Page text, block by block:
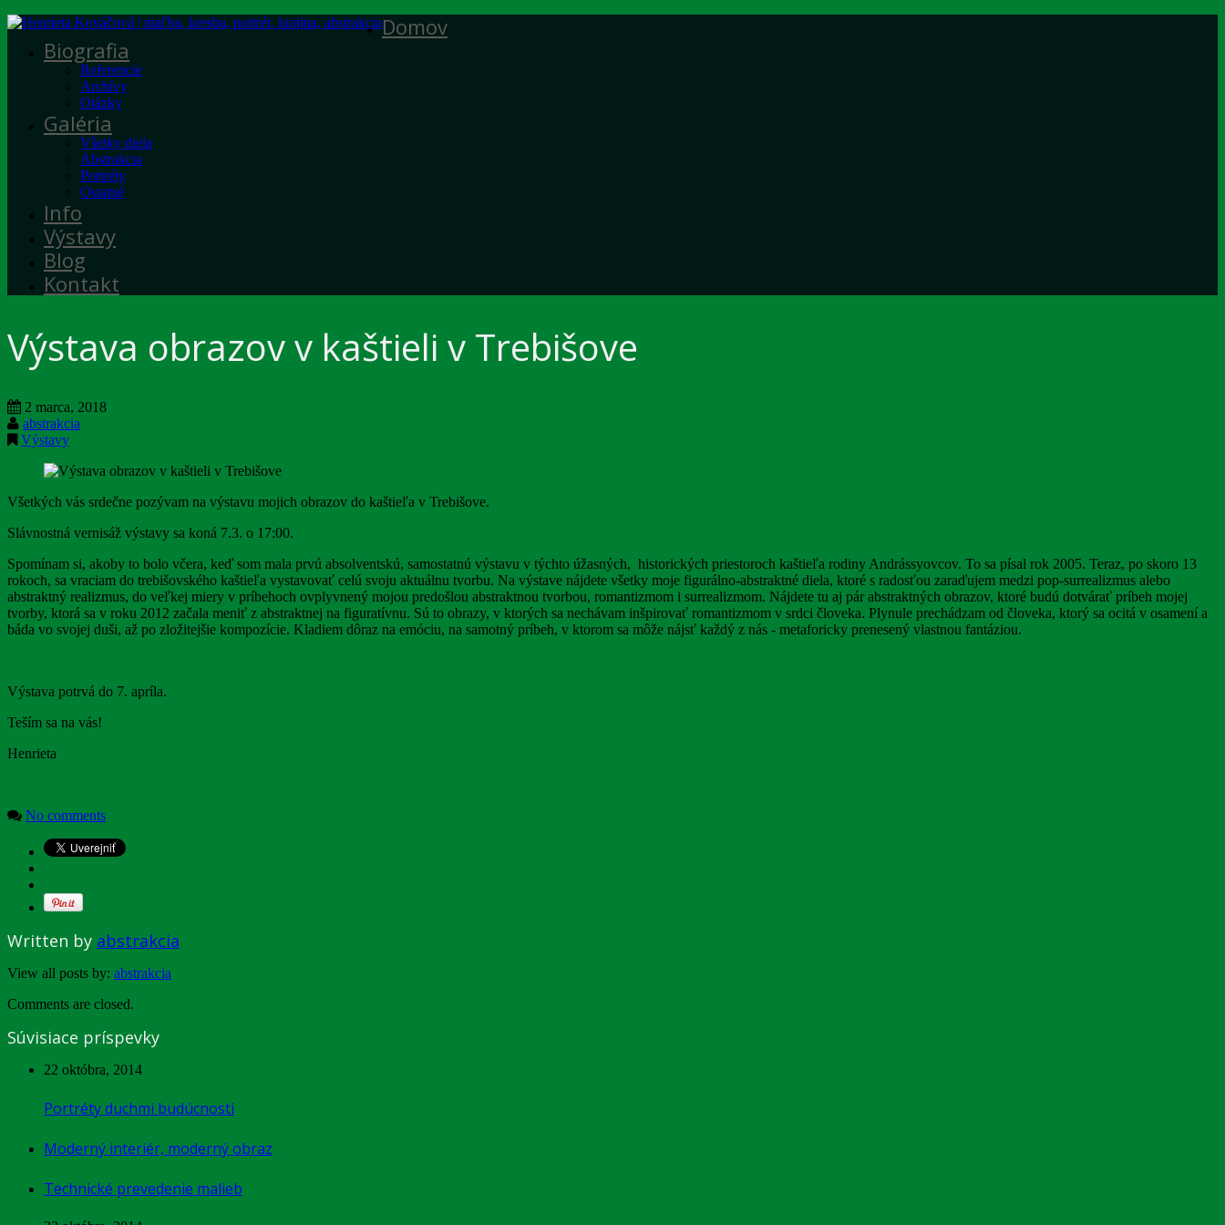
Domov
Biografia
Referencie
Archívy
Otázky
Galéria
Všetky diela
Abstrakcia
Portréty
Ostatné
Info
Výstavy
Blog
Kontakt
Výstava obrazov v kaštieli v Trebišove
2 marca, 2018
abstrakcia
Výstavy
Všetkých vás srdečne pozývam na výstavu mojich obrazov do kaštieľa v Trebišove.
Slávnostná vernisáž výstavy sa koná 7.3. o 17:00.
Spomínam si, akoby to bolo včera, keď som mala prvú absolventskú, samostatnú výstavu v týchto úžasných, historických priestoroch kaštieľa rodiny Andrássyovcov. To sa písal rok 2005. Teraz, po skoro 13
rokoch, sa vraciam do trebišovského kaštieľa vystavovať celú svoju aktuálnu tvorbu. Na výstave nájdete všetky moje figurálno-abstraktné diela, ktoré s radosťou zaraďujem medzi pop-surrealizmus alebo
abstraktný realizmus, do veľkej miery v príbehoch ovplyvnený mojou predošlou abstraktnou tvorbou, romantizmom i surrealizmom. Nájdete tu aj pár abstraktných obrazov, ktoré budú dotvárať príbeh mojej
tvorby, ktorá sa v roku 2012 začala meniť z abstraktnej na figuratívnu. Sú to obrazy, v ktorých sa nechávam inšpirovať romantizmom v srdci človeka. Plynule prechádzam od človeka, ktorý sa ocitá v osamení a
báda vo svojej duši, až po zložitejšie kompozície. Kladiem dôraz na emóciu, na samotný príbeh, v ktorom sa môže nájsť každý z nás - metaforicky prenesený vlastnou fantáziou.
Výstava potrvá do 7. apríla.
Teším sa na vás!
Henrieta
No comments
Written by abstrakcia
View all posts by: abstrakcia
Comments are closed.
Súvisiace príspevky
22 októbra, 2014
Portréty duchmi budúcnosti
Moderný interiér, moderný obraz
Technické prevedenie malieb